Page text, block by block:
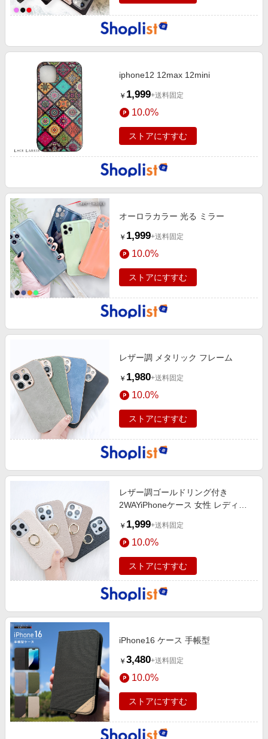
iphone12 12max 12mini
￥ 1,999+送料固定
10.0%
ストアにすすむ
オーロラカラー 光る ミラー
￥ 1,999+送料固定
10.0%
ストアにすすむ
レザー調 メタリック フレーム
￥ 1,980+送料固定
10.0%
ストアにすすむ
レザー調ゴールドリング付き
2WAYiPhoneケース 女性 レディー
￥ 1,999+送料固定
10.0%
ストアにすすむ
iPhone16 ケース 手帳型
￥ 3,480+送料固定
10.0%
ストアにすすむ